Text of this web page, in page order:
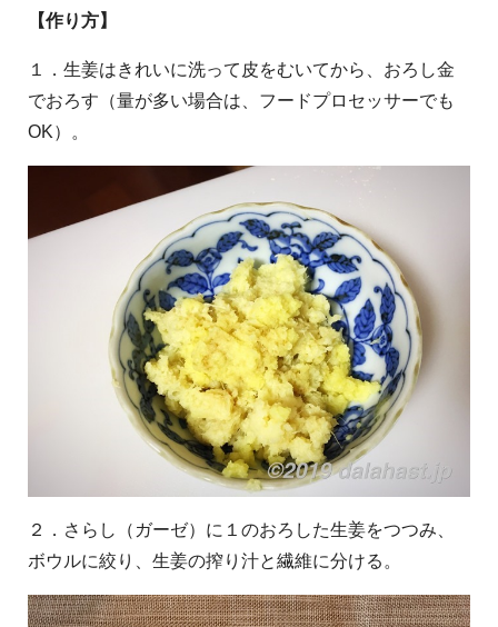
【作り方】
１．生姜はきれいに洗って皮をむいてから、おろし金
でおろす（量が多い場合は、フードプロセッサーでも
OK）。
２．さらし（ガーゼ）に１のおろした生姜をつつみ、
ボウルに絞り、生姜の搾り汁と繊維に分ける。